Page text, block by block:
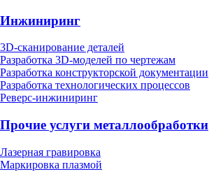
Инжиниринг
3D-сканирование деталей
Разработка 3D-моделей по чертежам
Разработка конструкторской документации
Разработка технологических процессов
Реверс-инжиниринг
Прочие услуги металлообработки
Лазерная гравировка
Маркировка плазмой